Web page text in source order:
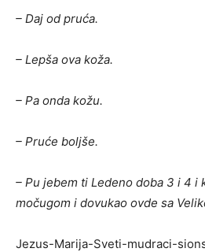
– Daj od pruća.
– Lepša ova koža.
– Pa onda kožu.
– Pruće boljše.
– Pu jebem ti Ledeno doba 3 i 4 i
močugom i dovukao ovde sa
Jezus-Marija-Sveti-mudraci-